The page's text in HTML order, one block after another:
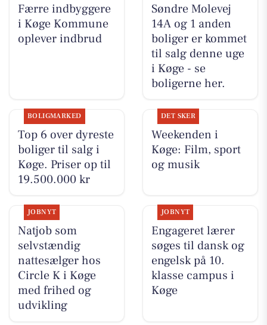
Færre indbyggere
i Køge Kommune
oplever indbrud
Søndre Molevej
14A og 1 anden
boliger er kommet
til salg denne uge
i Køge - se
boligerne her.
BOLIGMARKED
Top 6 over dyreste
boliger til salg i
Køge. Priser op til
19.500.000 kr
DET SKER
Weekenden i
Køge: Film, sport
og musik
JOBNYT
Natjob som
selvstændig
nattesælger hos
Circle K i Køge
med frihed og
udvikling
JOBNYT
Engageret lærer
søges til dansk og
engelsk på 10.
klasse campus i
Køge